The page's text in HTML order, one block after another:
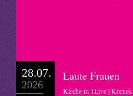
28.07.
2026
Laute Frauen
Kirche in 1Live | Kornek